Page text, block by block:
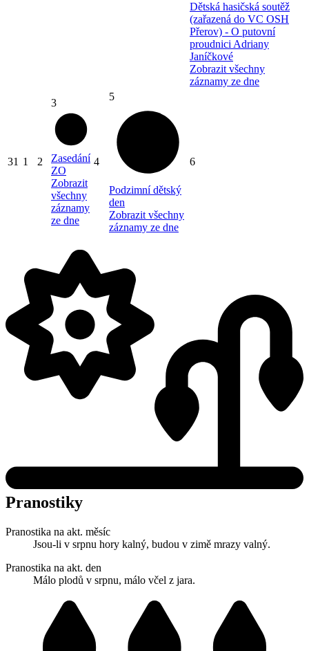
Dětská hasičská soutěž
(zařazená do VC OSH
Přerov) - O putovní
proudnici Adriany
Janíčkové
Zobrazit všechny
záznamy ze dne
31 1 2
3
Zasedání
ZO
Zobrazit
všechny
záznamy
ze dne
4
5
Podzimní dětský
den
Zobrazit všechny
záznamy ze dne
6
Pranostiky
Pranostika na akt. měsíc
Jsou-li v srpnu hory kalný, budou v zimě mrazy valný.
Pranostika na akt. den
Málo plodů v srpnu, málo včel z jara.